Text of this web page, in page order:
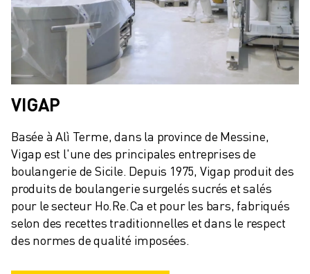
ACTUALITÉS ET MÉDIAS
EVÉNEMENTS
ÉVÉNEMENTS ÉDUCATIFS
A PROPOS DE FANUC
A PROPOS DE FANUC
FANUC EN EUROPE
NOS SITES
DÉVELOPPEMENT DURABLE
CARRIÈRE
FAÇONNEZ VOTRE AVENIR AVEC FANUC
REJOIGNEZ-NOUS
CONTACT
CONTACT
LOCALISATION DES SITES
VIGAP
Basée à Alì Terme, dans la province de Messine,
Vigap est l'une des principales entreprises de
boulangerie de Sicile. Depuis 1975, Vigap produit des
produits de boulangerie surgelés sucrés et salés
pour le secteur Ho.Re.Ca et pour les bars, fabriqués
selon des recettes traditionnelles et dans le respect
des normes de qualité imposées.